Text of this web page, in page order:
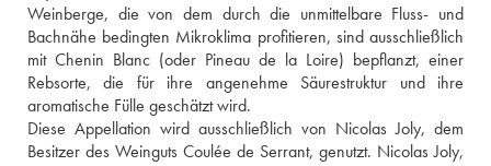
Weinberge, die von dem durch die unmittelbare Fluss- und
Bachnähe bedingten Mikroklima profitieren, sind ausschließlich
mit Chenin Blanc (oder Pineau de la Loire) bepflanzt, einer
Rebsorte, die für ihre angenehme Säurestruktur und ihre
aromatische Fülle geschätzt wird.
Diese Appellation wird ausschließlich von Nicolas Joly, dem
Besitzer des Weinguts Coulée de Serrant, genutzt. Nicolas Joly,